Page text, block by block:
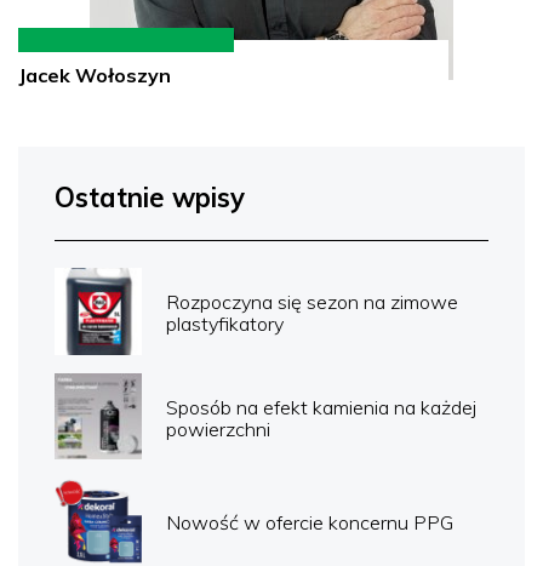
Jacek Wołoszyn
Ostatnie wpisy
Rozpoczyna się sezon na zimowe
plastyfikatory
Sposób na efekt kamienia na każdej
powierzchni
Nowość w ofercie koncernu PPG